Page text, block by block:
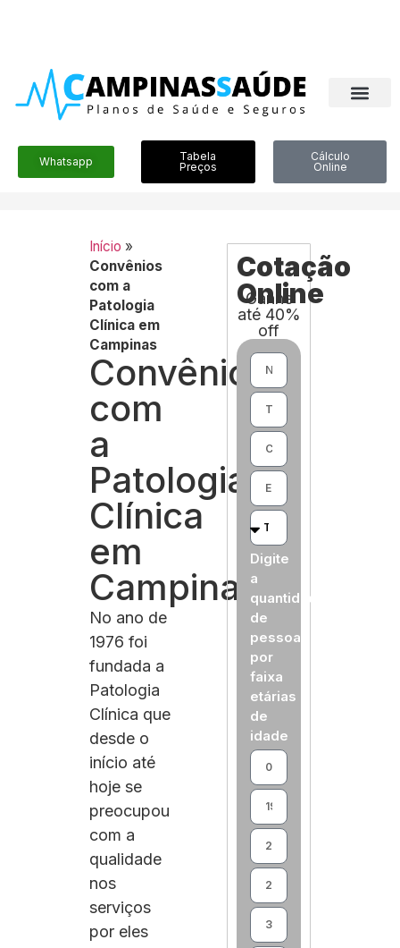
Whatsapp
Tabela
Preços
Cálculo
Online
Início »
Convênios
com a
Patologia
Clínica em
Campinas
Convênios
com
a
Patologia
Clínica
em
Campinas
No ano de
1976 foi
fundada a
Patologia
Clínica que
desde o
início até
hoje se
preocupou
com a
qualidade
nos
serviços
por eles
Cotação
Online
Ganhe
até 40%
off
Digite
a
quantidade
de
pessoas
por
faixa
etárias
de
idade